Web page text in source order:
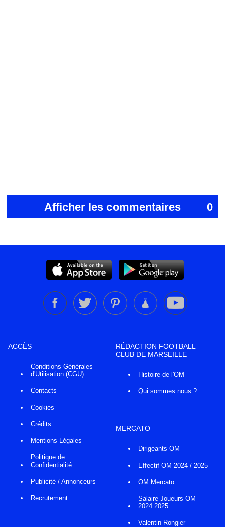
Afficher les commentaires 0
ACCÈS
Conditions Générales
d'Utilisation (CGU)
Contacts
Cookies
Crédits
Mentions Légales
Politique de
Confidentialité
Publicité / Annonceurs
Recrutement
RÉDACTION FOOTBALL
CLUB DE MARSEILLE
Histoire de l'OM
Qui sommes nous ?
MERCATO
Dirigeants OM
Effectif OM 2024 / 2025
OM Mercato
Salaire Joueurs OM
2024 2025
Valentin Rongier